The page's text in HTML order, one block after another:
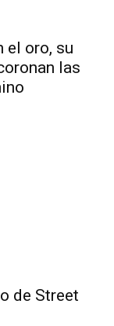
el oro, su
las
de Street